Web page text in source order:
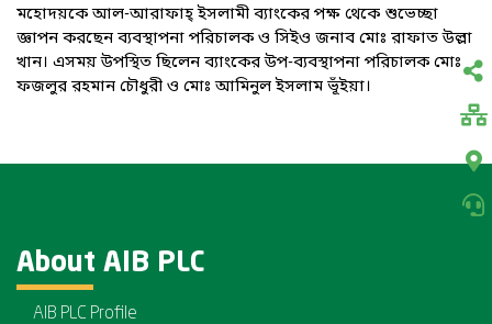
মহোদয়কে আল-আরাফাহ্ ইসলামী ব্যাংকের পক্ষ থেকে শুভেচ্ছা
জ্ঞাপন করছেন ব্যবস্থাপনা পরিচালক ও সিইও জনাব মোঃ রাফাত উল্লা
খান। এসময় উপস্থিত ছিলেন ব্যাংকের উপ-ব্যবস্থাপনা পরিচালক মোঃ
ফজলুর রহমান চৌধুরী ও মোঃ আমিনুল ইসলাম ভূঁইয়া।
About AIB PLC
AIB PLC Profile